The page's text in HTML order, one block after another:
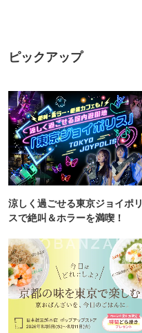
ピックアップ
涼しく過ごせる東京ジョイポリ
スで絶叫＆ホラーを満喫！